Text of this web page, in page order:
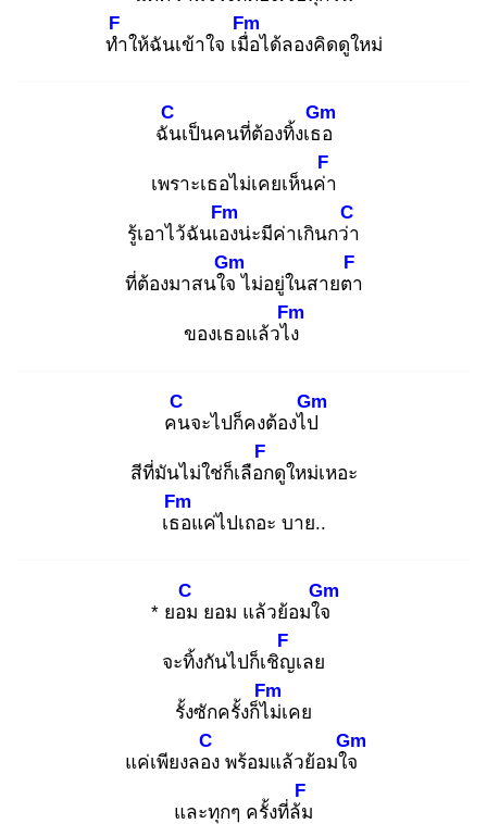
ทำ
F
ให้ฉันเข้าใจ เมื่อ
Fm
ได้ลองคิดดูใหม่
ฉัน
C
เป็นคนที่ต้องทิ้งเธอ
Gm
เพราะเธอไม่เคยเห็นค่า
F
รู้เอาไว้ฉันเอง
Fm
น่ะมีค่าเกินกว่า
C
ที่ต้องมาสนใจ
Gm
ไม่อยู่ในสายตา
F
ของเธอแล้วไง
Fm
คน
C
จะไปก็คงต้องไป
Gm
สีที่มันไม่ใช่ก็เลือก
F
ดูใหม่เหอะ
เธอ
Fm
แค่ไปเถอะ บาย..
* ยอม
C
ยอม แล้วย้อมใจ
Gm
จะทิ้งกันไปก็เชิญ
F
เลย
รั้งซักครั้งก็ไม่
Fm
เคย
แค่เพียงลอง
C
พร้อมแล้วย้อมใจ
Gm
และทุกๆ ครั้งที่ล้ม
F